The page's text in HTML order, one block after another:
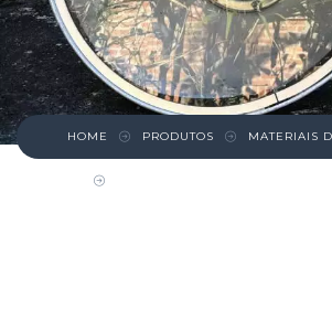
HOME PRODUTOS MATERIAIS